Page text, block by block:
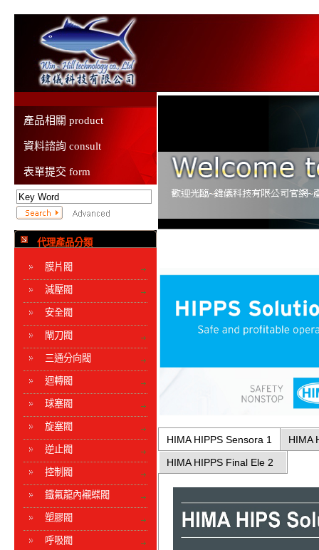
產品相關 product
資料諮詢 consult
表單提交 form
代理產品分類
膜片閥
減壓閥
安全閥
閘刀閥
三通分向閥
迴轉閥
球塞閥
旋塞閥
逆止閥
控制閥
鐵氟龍內襯蝶閥
塑膠閥
呼吸閥
HIMA HIPPS Sensora 1
HIMA
HIMA HIPPS Final Ele 2